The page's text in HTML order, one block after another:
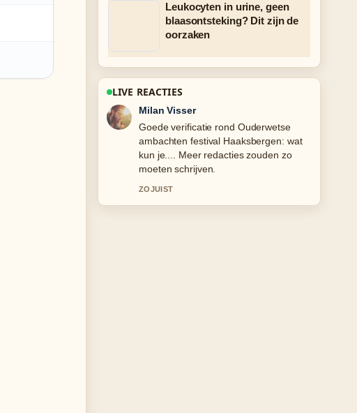
Leukocyten in urine, geen
blaasontsteking? Dit zijn de
oorzaken
LIVE REACTIES
Nina Meijer
Sterke duiding rond Bidon gooier Parijs-
Roubaix: wie was het en.... Dit is de
duidelijkste samenvatting die ik
vandaag heb gezien.
3 MIN GELEDEN